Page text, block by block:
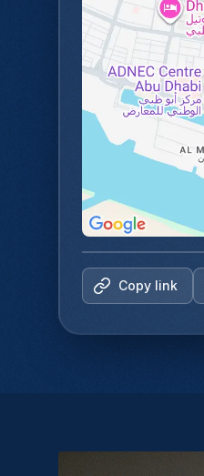
Copy link